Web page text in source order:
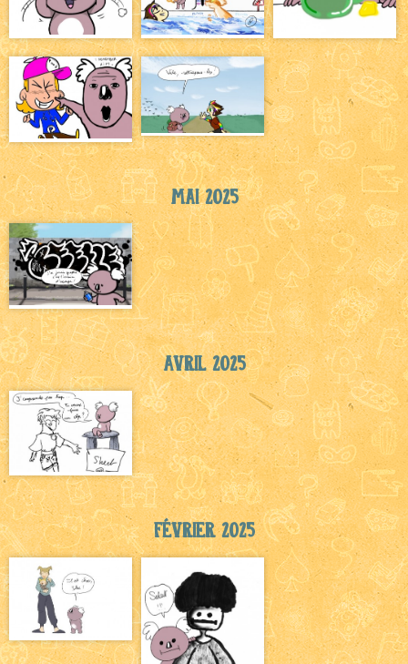
Mai 2025
Avril 2025
Février 2025